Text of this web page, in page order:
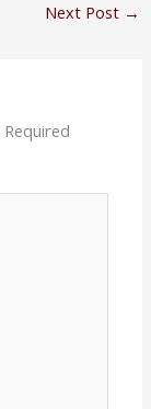
Next Post →
Required